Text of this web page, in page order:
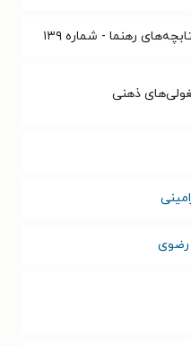
رهنما - شماره ۱۳۹
ذهنی
رضوی